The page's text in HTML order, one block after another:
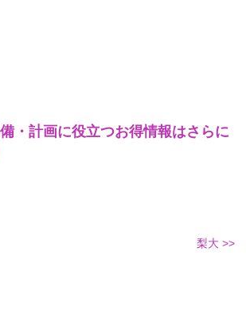
・計画に役立つお得情報はさらに
梨大 >>